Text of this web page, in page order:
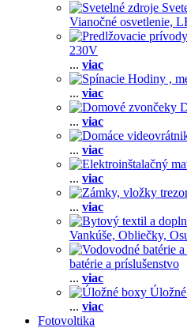
Vianočné osvetlenie,
230V
... viac
... viac
... viac
... viac
... viac
... viac
Vankúše, Obliečky,
batérie a príslušenstvo
... viac
... viac
Fotovoltika